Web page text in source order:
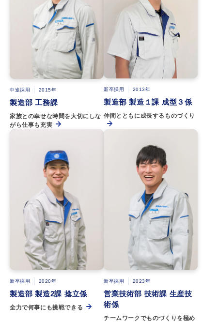
中途採用 2015年
製造部 工務課
家族との幸せな時間を大切にしな
がら仕事も充実
新卒採用 2013年
製造部 製造１課 成型３係
仲間とともに成長するものづくり
新卒採用 2020年
製造部 製造2課 捻立係
全力で何事にも挑戦できる
新卒採用 2023年
営業技術部 技術課 生産技
術係
チームワークでものづくりを極め